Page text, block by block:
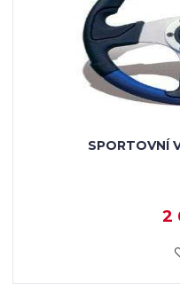
SPORTOVNÍ
2